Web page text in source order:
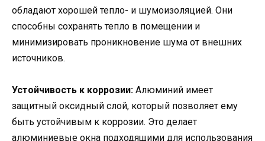
обладают хорошей тепло- и шумоизоляцией. Они
способны сохранять тепло в помещении и
минимизировать проникновение шума от внешних
источников.
Устойчивость к коррозии: Алюминий имеет
защитный оксидный слой, который позволяет ему
быть устойчивым к коррозии. Это делает
алюминиевые окна подходящими для использования